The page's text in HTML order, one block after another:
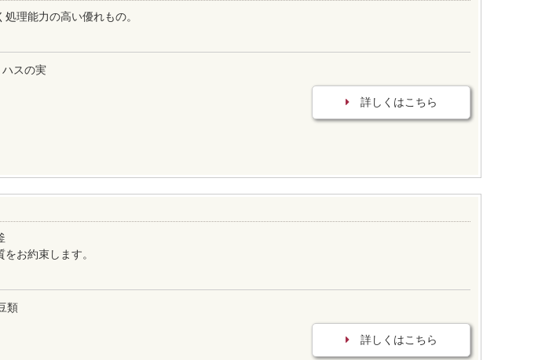
理能力の高い優れもの。
ハスの実
詳しくはこちら
お約束します。
類
詳しくはこちら